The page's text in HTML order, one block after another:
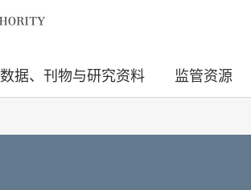
数据、刊物与研究资料 监管资源